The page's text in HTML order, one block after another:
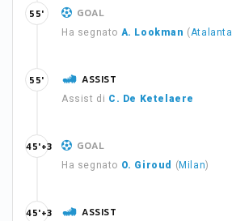
GOAL
Ha segnato A. Lookman (Atalanta
55'
ASSIST
Assist di C. De Ketelaere
55'
GOAL
Ha segnato O. Giroud ( Milan)
45'+3
ASSIST
45'+3